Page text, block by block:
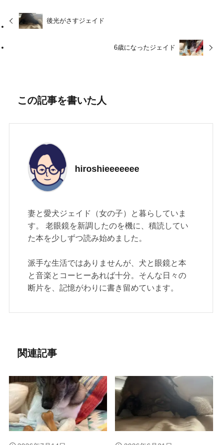
後光がさすジェイド
6歳になったジェイド
この記事を書いた人
hiroshieeeeeee
妻と愛犬ジェイド（女の子）と暮らしていま
す。 老眼鏡を新調したのを機に、積読してい
た本を少しずつ読み始めました。
派手な生活ではありませんが、犬と眼鏡と本
と音楽とコーヒーあれば十分。そんな日々の
断片を、記憶がわりに書き留めています。
関連記事